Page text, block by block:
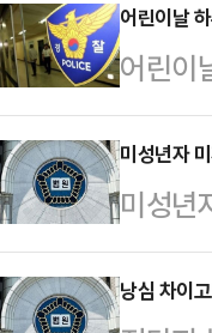
청은
를 긴
택에서
는 등
난 10
다.당
어린이날
어린이
를 가
아동복
는 4일
린 혐
B군의
미성년자
미성년
법원이
형사11
낭심 차이